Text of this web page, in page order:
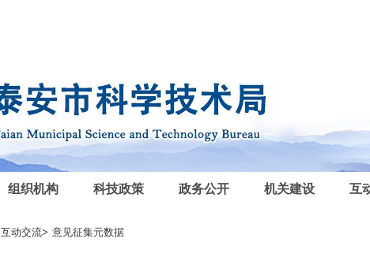
组织机构 科技政策 政务公开 机关建设 互
互动交流> 意见征集元数据